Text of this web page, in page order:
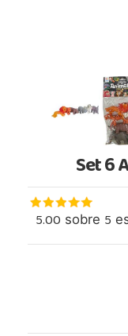
Set 6
5.00 sobre 5